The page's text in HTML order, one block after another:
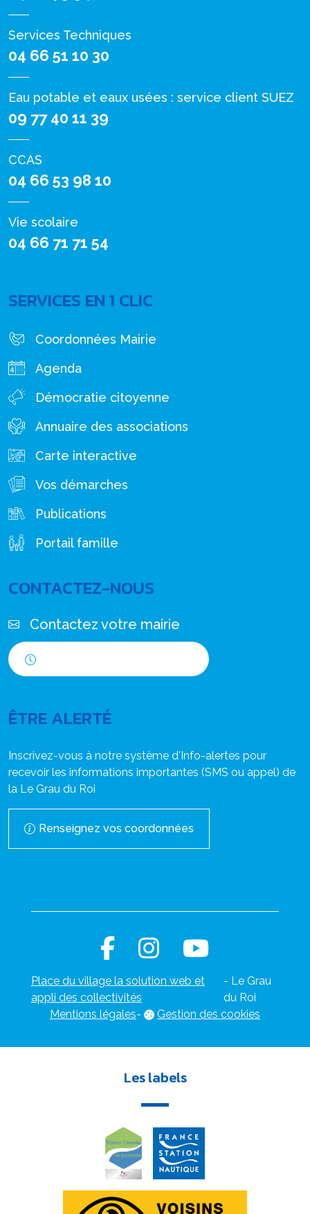
Services Techniques
04 66 51 10 30
Eau potable et eaux usées : service client SUEZ
09 77 40 11 39
CCAS
04 66 53 98 10
Vie scolaire
04 66 71 71 54
SERVICES EN 1 CLIC
Coordonnées Mairie
Agenda
Démocratie citoyenne
Annuaire des associations
Carte interactive
Vos démarches
Publications
Portail famille
CONTACTEZ-NOUS
Contactez votre mairie
ÊTRE ALERTÉ
Inscrivez-vous à notre système d'Info-alertes pour
recevoir les informations importantes (SMS ou appel) de
la Le Grau du Roi
Renseignez vos coordonnées
Place du village la solution web et
appli des collectivités
- Le Grau
du Roi
Mentions légales- Gestion des cookies
Les labels